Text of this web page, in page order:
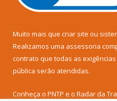
Muito mais que criar site ou
Realizamos uma assessoria
contrato que todas as
pública serão atendidas.
Conheça o PNTP e o Radar da